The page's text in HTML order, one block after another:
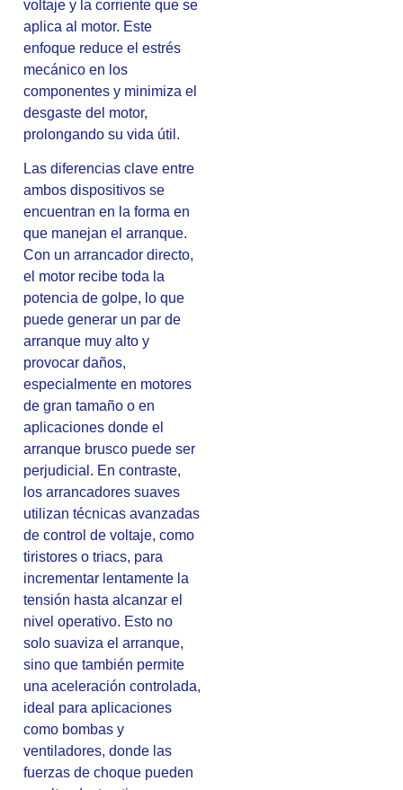
voltaje y la corriente que se
aplica al motor. Este
enfoque reduce el estrés
mecánico en los
componentes y minimiza el
desgaste del motor,
prolongando su vida útil.
Las diferencias clave entre
ambos dispositivos se
encuentran en la forma en
que manejan el arranque.
Con un arrancador directo,
el motor recibe toda la
potencia de golpe, lo que
puede generar un par de
arranque muy alto y
provocar daños,
especialmente en motores
de gran tamaño o en
aplicaciones donde el
arranque brusco puede ser
perjudicial. En contraste,
los arrancadores suaves
utilizan técnicas avanzadas
de control de voltaje, como
tiristores o triacs, para
incrementar lentamente la
tensión hasta alcanzar el
nivel operativo. Esto no
solo suaviza el arranque,
sino que también permite
una aceleración controlada,
ideal para aplicaciones
como bombas y
ventiladores, donde las
fuerzas de choque pueden